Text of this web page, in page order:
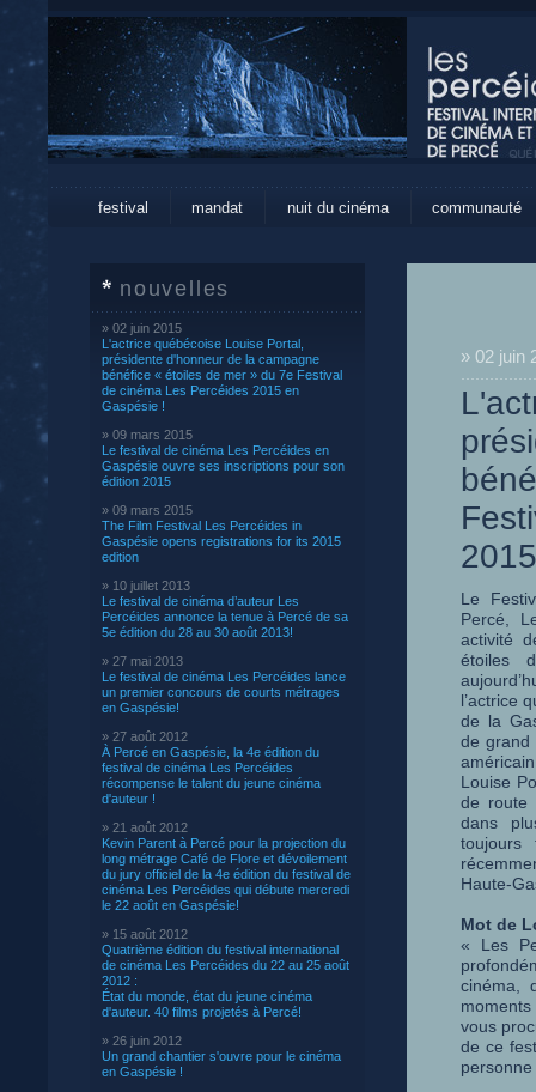
festival mandat nuit du cinéma communauté
nouvelles
» 02 juin 2015
L'actrice québécoise Louise Portal,
présidente d'honneur de la campagne
bénéfice « étoiles de mer » du 7e Festival
de cinéma Les Percéides 2015 en
Gaspésie !
» 09 mars 2015
Le festival de cinéma Les Percéides en
Gaspésie ouvre ses inscriptions pour son
édition 2015
» 09 mars 2015
The Film Festival Les Percéides in
Gaspésie opens registrations for its 2015
edition
» 10 juillet 2013
Le festival de cinéma d’auteur Les
Percéides annonce la tenue à Percé de sa
5e édition du 28 au 30 août 2013!
» 27 mai 2013
Le festival de cinéma Les Percéides lance
un premier concours de courts métrages
en Gaspésie!
» 27 août 2012
À Percé en Gaspésie, la 4e édition du
festival de cinéma Les Percéides
récompense le talent du jeune cinéma
d'auteur !
» 21 août 2012
Kevin Parent à Percé pour la projection du
long métrage Café de Flore et dévoilement
du jury officiel de la 4e édition du festival de
cinéma Les Percéides qui débute mercredi
le 22 août en Gaspésie!
» 15 août 2012
Quatrième édition du festival international
de cinéma Les Percéides du 22 au 25 août
2012 :
État du monde, état du jeune cinéma
d'auteur. 40 films projetés à Percé!
» 26 juin 2012
Un grand chantier s'ouvre pour le cinéma
en Gaspésie !
» 02 juin
Le
Percé,
activité
étoiles
l’actrice
de la
de grand
Louise
de route
dans
Haute-
Mot de
« Les
cinéma,
vous
de ce